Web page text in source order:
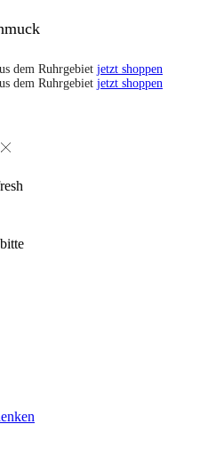
dem Ruhrgebiet jetzt shoppen
dem Ruhrgebiet jetzt shoppen